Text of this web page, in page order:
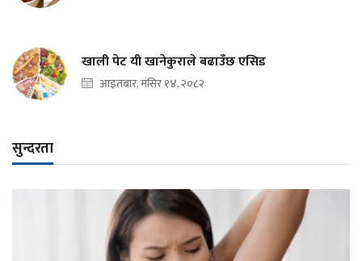
खाली पेट यी खानेकुराले बढाउँछ एसिड
आइतबार, मंसिर १४, २०८२
सुन्दरता